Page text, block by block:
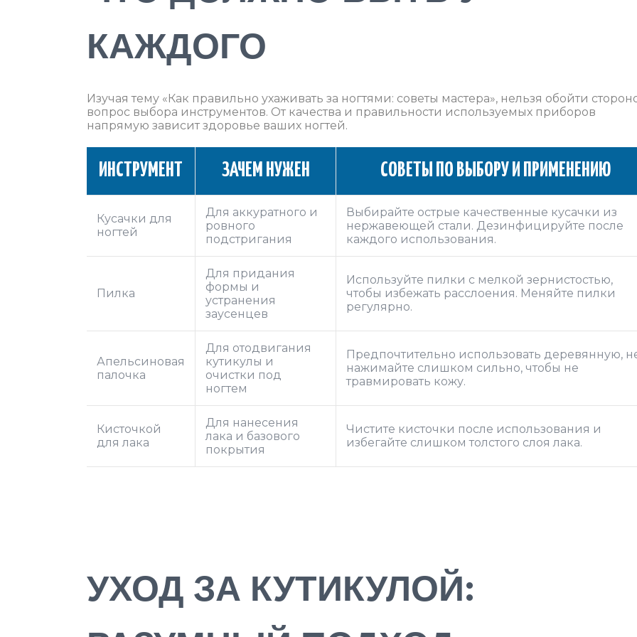
КАЖДОГО
Изучая тему «Как правильно ухаживать за ногтями: советы мастера», нельзя обойти
вопрос выбора инструментов. От качества и правильности используемых приборов
напрямую зависит здоровье ваших ногтей.
ИНСТРУМЕНТ ЗАЧЕМ НУЖЕН СОВЕТЫ ПО ВЫБОРУ И ПРИМЕНЕНИЮ
Кусачки для
ногтей
Для аккуратного и
ровного
подстригания
Выбирайте острые качественные кусачки из
нержавеющей стали. Дезинфицируйте после
каждого использования.
Пилка
Для придания
формы и
устранения
заусенцев
Используйте пилки с мелкой зернистостью,
чтобы избежать расслоения. Меняйте пилки
регулярно.
Апельсиновая
палочка
Для отодвигания
кутикулы и
очистки под
ногтем
Предпочтительно использовать деревянную,
нажимайте слишком сильно, чтобы не
травмировать кожу.
Кисточкой
для лака
Для нанесения
лака и базового
покрытия
Чистите кисточки после использования и
избегайте слишком толстого слоя лака.
УХОД ЗА КУТИКУЛОЙ: